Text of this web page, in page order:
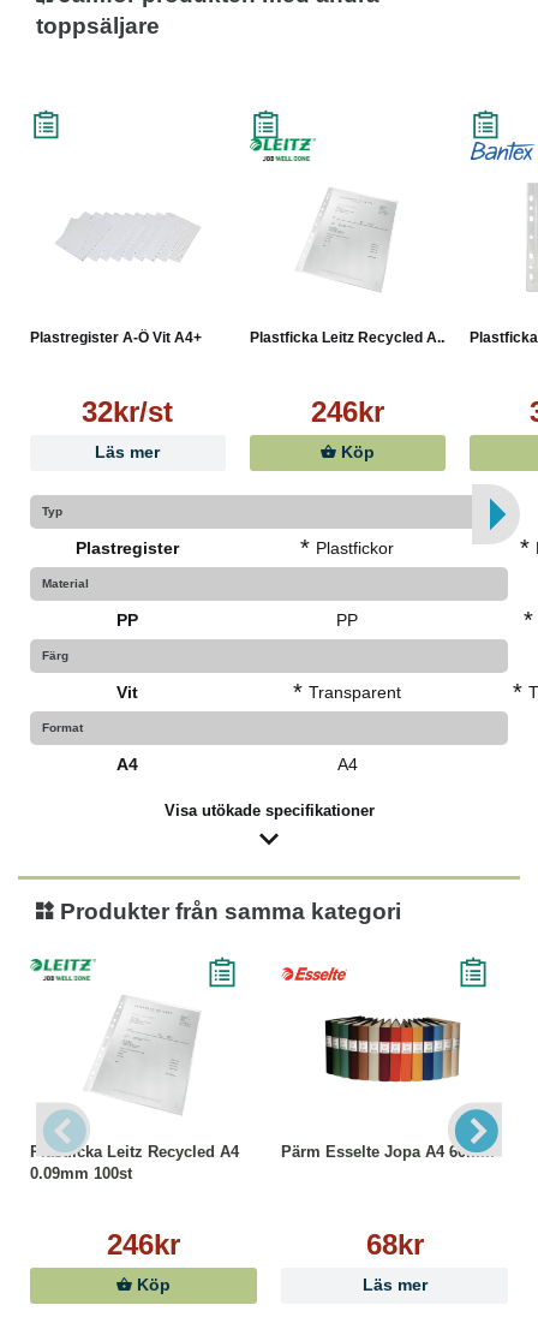
Mått: 297 x 225/240 mm
Färg: Vit
toppsäljare
Plastregister A-Ö Vit A4+
32kr/st
Läs mer
Plastficka Leitz Recycled A...
246kr
Köp
Typ
Plastregister * Plastfickor *
Material
PP PP *
Färg
Vit * Transparent *
Format
A4 A4
Visa utökade specifikationer
Produkter från samma kategori
Plastficka Leitz Recycled A4
0.09mm 100st
246kr
Köp
Pärm Esselte Jopa A4 60mm
68kr
Läs mer